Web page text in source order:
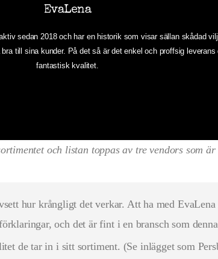
EvaLena
sedan 2018 och har en historik som visar sällan skådad
till sina kunder. På det så är det enkel och proffsig leverans
fantastisk kvalitet.
och listan toppas av tre vendors som
hur krångligt det verkar. Att ha med
och det är fint i en bransch som
de tar in i sitt sortiment. (Se inlägget som